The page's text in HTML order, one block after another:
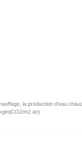
la production d'eau
m2.an)